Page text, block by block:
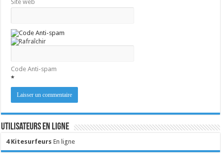
Site web
Code Anti-spam
*
Utilisateurs en ligne
4 Kitesurfeurs En ligne